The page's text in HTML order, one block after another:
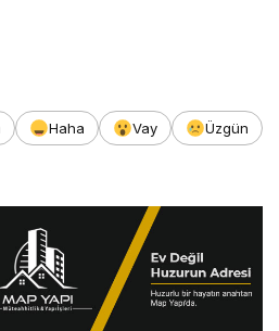
Haha Vay
Üzgün